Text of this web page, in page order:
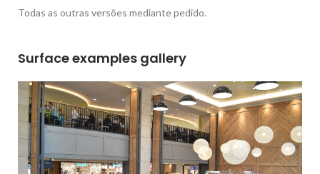
Todas as outras versões mediante pedido.
Surface examples gallery